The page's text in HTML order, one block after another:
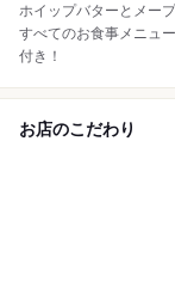
ホイップバターとメー
すべてのお食事メニュ
付き！
お店のこだわり